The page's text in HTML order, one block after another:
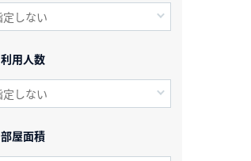
利用人数
部屋面積